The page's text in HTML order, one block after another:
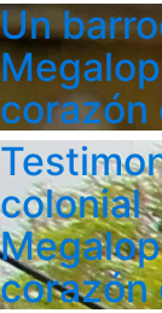
Un
corazón
colonial
corazón